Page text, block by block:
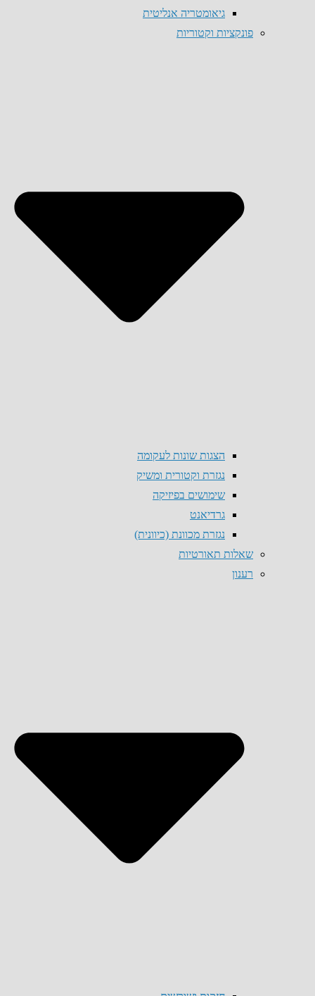
גיאומטריה אנליטית
פונקציות וקטוריות
הצגות שונות לעקומה
נגזרת וקטורית ומשיק
שימושים בפיזיקה
גרדיאנט
נגזרת מכוונת (כיוונית)
שאלות תאורטיות
רענון